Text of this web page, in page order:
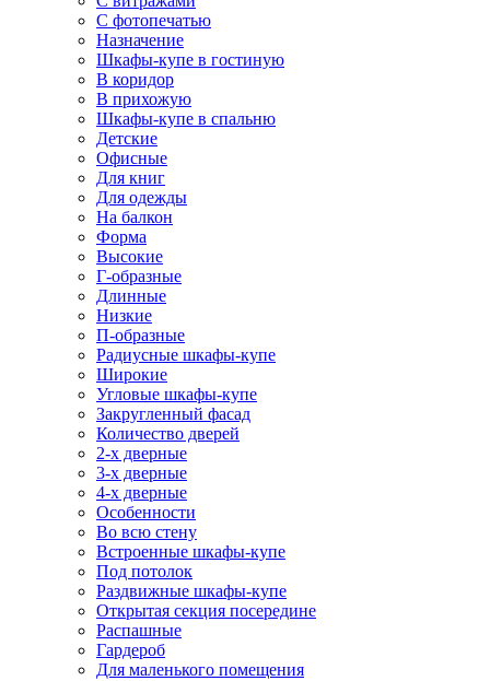
С фотопечатью
Назначение
Шкафы-купе в гостиную
В коридор
В прихожую
Шкафы-купе в спальню
Детские
Офисные
Для книг
Для одежды
На балкон
Форма
Высокие
Г-образные
Длинные
Низкие
П-образные
Радиусные шкафы-купе
Широкие
Угловые шкафы-купе
Закругленный фасад
Количество дверей
2-х дверные
3-х дверные
4-х дверные
Особенности
Во всю стену
Встроенные шкафы-купе
Под потолок
Раздвижные шкафы-купе
Открытая секция посередине
Распашные
Гардероб
Для маленького помещения